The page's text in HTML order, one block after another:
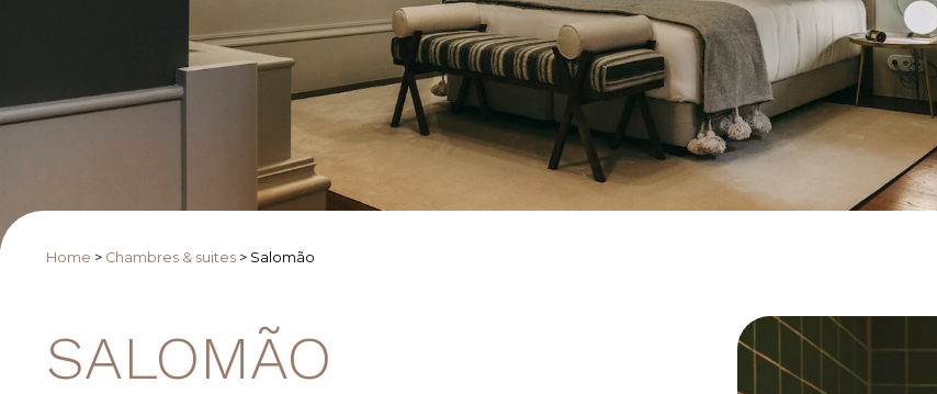
Home > Chambres & suites > Salomão
SALOMÃO